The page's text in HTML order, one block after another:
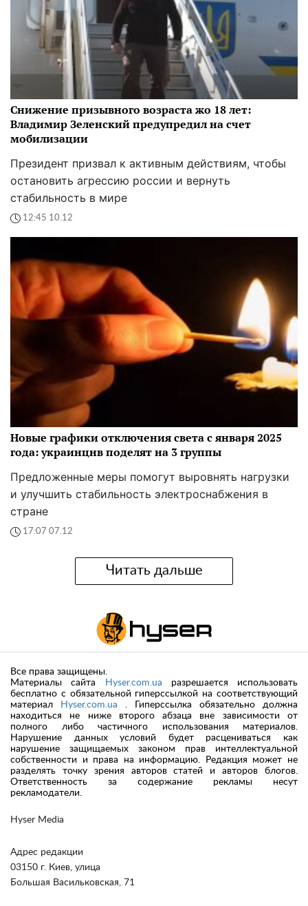
Снижение призывного возраста жо 18 лет:
Владимир Зеленский предупредил на счет
мобилизации
Президент призвал к активным действиям, чтобы
остановить агрессию россии и вернуть
стабильность в мире
12:45 10.12
Новые графики отключения света с января 2025
года: украинцнв поделят на 3 группы
Предложенные меры помогут выровнять нагрузки
и улучшить стабильность электроснабжения в
стране
17:07 07.12
Читать дальше
Hyser Media
Адрес редакции
03150 г. Киев, улица
Большая Васильковская, 71
Все права защищены.
Материалы сайта
Hyser.com.ua разрешается использовать
бесплатно с обязательной гиперссылкой на соответствующий
материал
Hyser.com.ua . Гиперссылка обязательно должна
находиться не ниже второго абзаца вне зависимости от
полного либо частичного использования материалов.
Нарушение данных условий будет расцениваться как
нарушение защищаемых законом прав интеллектуальной
собственности и права на информацию. Редакция может не
разделять точку зрения авторов статей и авторов блогов.
Ответственность за содержание рекламы несут
рекламодатели.